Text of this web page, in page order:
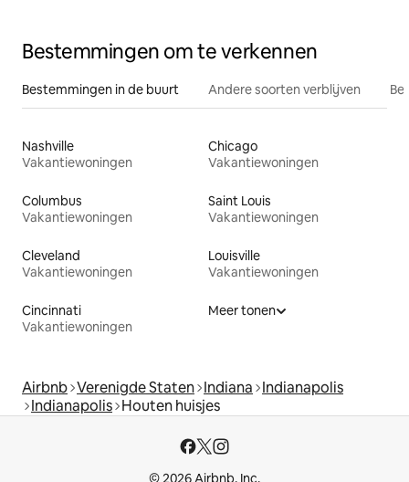
Bestemmingen om te verkennen
Bestemmingen in de buurt Andere soorten verblijven
Nashville
Vakantiewoningen
Chicago
Vakantiewoningen
Columbus
Vakantiewoningen
Saint Louis
Vakantiewoningen
Cleveland
Vakantiewoningen
Louisville
Vakantiewoningen
Cincinnati
Vakantiewoningen
Meer tonen
Airbnb Verenigde Staten Indiana Indianapolis
Indianapolis Houten huisjes
© 2026 Airbnb, Inc.